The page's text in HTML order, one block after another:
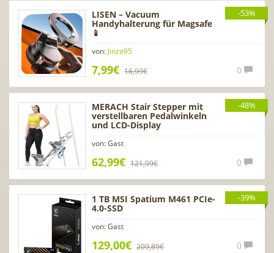
-53%
LISEN – Vacuum
Handyhalterung für Magsafe
📱
von: Jinzo95
7,99€ 16,99€ 0
-48%
MERACH Stair Stepper mit
verstellbaren Pedalwinkeln
und LCD-Display
von: Gast
62,99€ 121,99€ 0
-39%
1 TB MSI Spatium M461 PCIe-
4.0-SSD
von: Gast
129,00€ 209,89€ 0